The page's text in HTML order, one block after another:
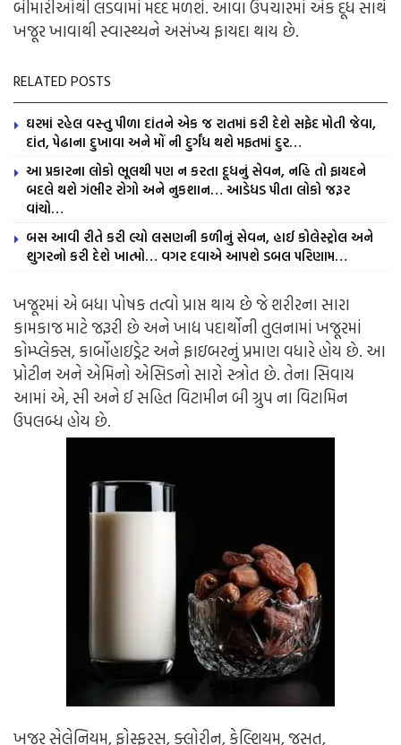
બીમારીઓથી લડવામાં મદદ મળશે. આવા ઉપચારમાં એક દૂધ સાથે
ખજૂર ખાવાથી સ્વાસ્થ્યને અસંખ્ય ફાયદા થાય છે.
RELATED POSTS
ઘરમાં રહેલ વસ્તુ પીળા દાંતને એક જ રાતમાં કરી દેશે સફેદ મોતી જેવા,
દાંત, પેઢાના દુખાવા અને મોં ની દુર્ગંધ થશે મફતમાં દુર…
આ પ્રકારના લોકો ભૂલથી પણ ન કરતા દૂધનું સેવન, નહિ તો ફાયદને
બદલે થશે ગંભીર રોગો અને નુકશાન… આડેધડ પીતા લોકો જરૂર
વાંચો…
બસ આવી રીતે કરી લ્યો લસણની કળીનું સેવન, હાઈ કોલેસ્ટ્રોલ અને
શુગરનો કરી દેશે ખાત્મો… વગર દવાએ આપશે ડબલ પરિણામ…
ખજૂરમાં એ બધા પોષક તત્વો પ્રાપ્ત થાય છે જે શરીરના સારા
કામકાજ માટે જરૂરી છે અને ખાદ્ય પદાર્થોની તુલનામાં ખજૂરમાં
કોમ્પ્લેક્સ, કાર્બોહાઇડ્રેટ અને ફાઇબરનું પ્રમાણ વધારે હોય છે. આ
પ્રોટીન અને એમિનો એસિડનો સારો સ્ત્રોત છે. તેના સિવાય
આમાં એ, સી અને ઈ સહિત વિટામીન બી ગ્રુપ ના વિટામિન
ઉપલબ્ધ હોય છે.
ખજૂર સેલેનિયમ, ફોસ્ફરસ, ક્લોરીન, કેલ્શિયમ, જસત,